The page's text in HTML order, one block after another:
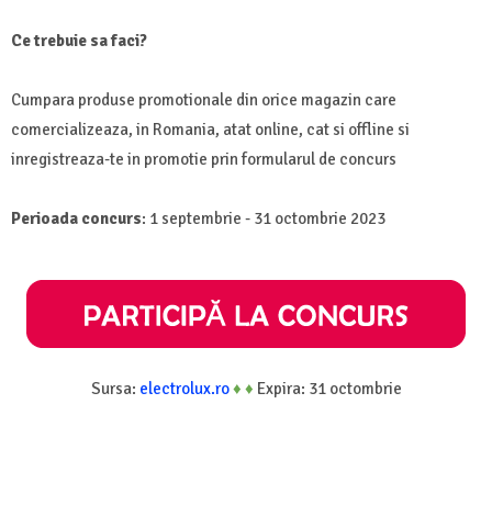
Ce trebuie sa faci?
Cumpara produse promotionale din orice magazin care
comercializeaza, in Romania, atat online, cat si offline si
inregistreaza-te in promotie prin formularul de concurs
Perioada concurs: 1 septembrie - 31 octombrie 2023
Sursa: electrolux.ro♦ ♦ Expira: 31 octombrie